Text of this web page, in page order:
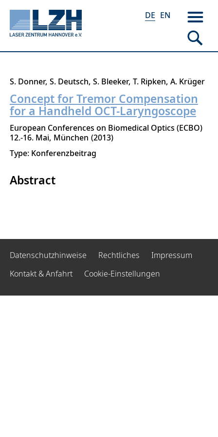
Direkt
zum
Inhalt
DE EN
S. Donner S. Deutsch S. Bleeker T. Ripken A. Krüger
Concept for Tremor Compensation
for a Handheld OCT-Laryngoscope
European Conferences on Biomedical Optics (ECBO)
12.-16. Mai München 2013
Type: Konferenzbeitrag
Abstract
Datenschutzhinweise Rechtliches
Impressum
Kontakt & Anfahrt
Cookie-Einstellungen